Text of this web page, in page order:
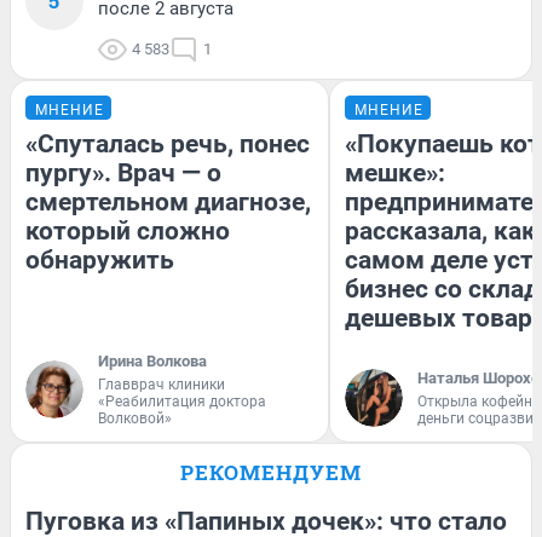
после 2 августа
4 583 1
МНЕНИЕ
«Спуталась речь, понес
пургу». Врач — о
смертельном диагнозе,
который сложно
обнаружить
Ирина Волкова
Главврач клиники
«Реабилитация доктора
Волковой»
МНЕНИЕ
«Покупаешь
мешке»:
рассказала, как
самом деле
бизнес со
дешевых
Наталья
Открыла
деньги
РЕКОМЕНДУЕМ
Пуговка из «Папиных дочек»: что стало